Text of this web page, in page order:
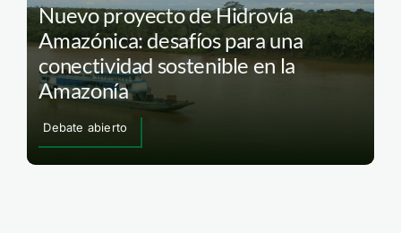
Nuevo proyecto de Hidrovía
Amazónica: desafíos para una
conectividad sostenible en la
Amazonía
Debate abierto